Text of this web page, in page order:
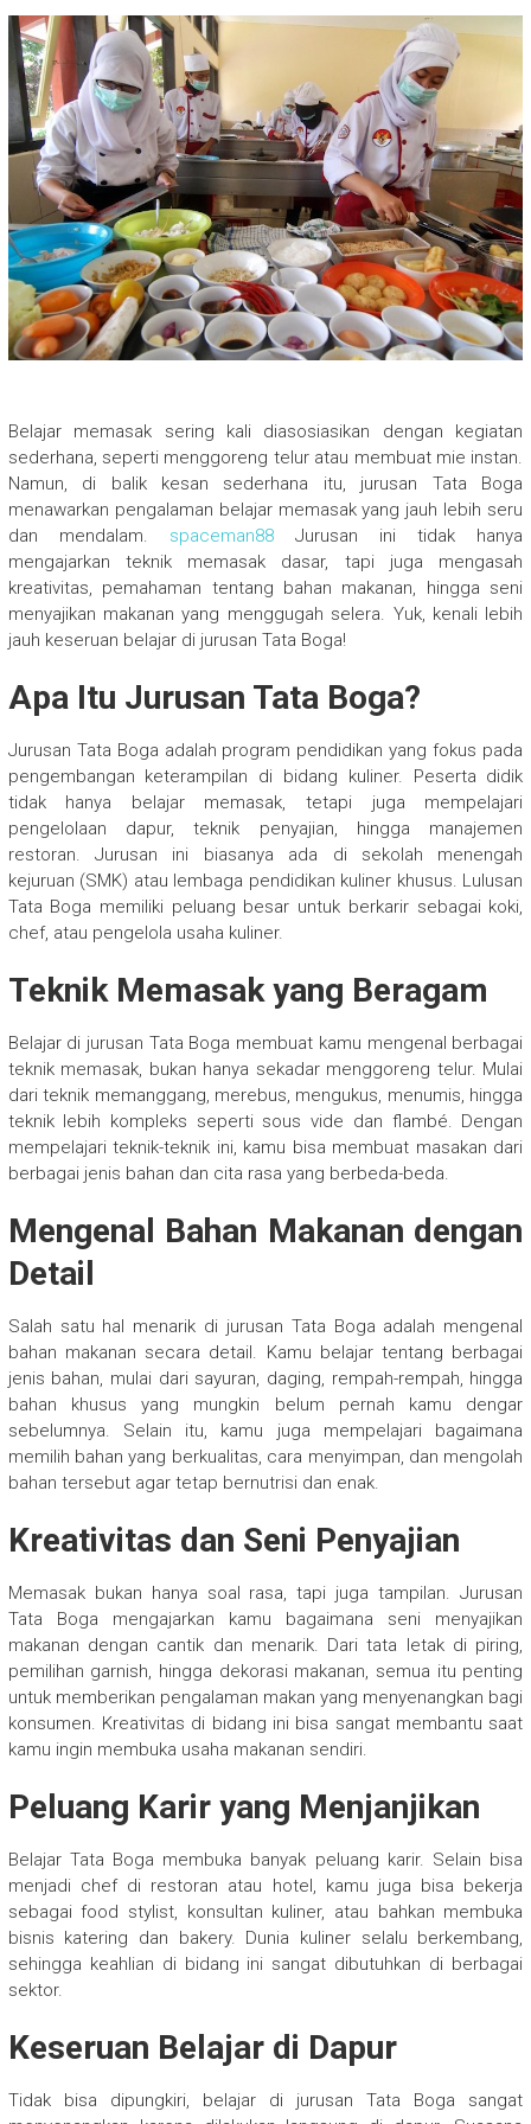
Belajar memasak sering kali diasosiasikan dengan kegiatan
sederhana, seperti menggoreng telur atau membuat mie instan.
Namun, di balik kesan sederhana itu, jurusan Tata Boga
menawarkan pengalaman belajar memasak yang jauh lebih seru
dan mendalam. spaceman88Jurusan ini tidak hanya
mengajarkan teknik memasak dasar, tapi juga mengasah
kreativitas, pemahaman tentang bahan makanan, hingga seni
menyajikan makanan yang menggugah selera. Yuk, kenali lebih
jauh keseruan belajar di jurusan Tata Boga!
Apa Itu Jurusan Tata Boga?
Jurusan Tata Boga adalah program pendidikan yang fokus pada
pengembangan keterampilan di bidang kuliner. Peserta didik
tidak hanya belajar memasak, tetapi juga mempelajari
pengelolaan dapur, teknik penyajian, hingga manajemen
restoran. Jurusan ini biasanya ada di sekolah menengah
kejuruan (SMK) atau lembaga pendidikan kuliner khusus. Lulusan
Tata Boga memiliki peluang besar untuk berkarir sebagai koki,
chef, atau pengelola usaha kuliner.
Teknik Memasak yang Beragam
Belajar di jurusan Tata Boga membuat kamu mengenal berbagai
teknik memasak, bukan hanya sekadar menggoreng telur. Mulai
dari teknik memanggang, merebus, mengukus, menumis, hingga
teknik lebih kompleks seperti sous vide dan flambé. Dengan
mempelajari teknik-teknik ini, kamu bisa membuat masakan dari
berbagai jenis bahan dan cita rasa yang berbeda-beda.
Mengenal Bahan Makanan dengan
Detail
Salah satu hal menarik di jurusan Tata Boga adalah mengenal
bahan makanan secara detail. Kamu belajar tentang berbagai
jenis bahan, mulai dari sayuran, daging, rempah-rempah, hingga
bahan khusus yang mungkin belum pernah kamu dengar
sebelumnya. Selain itu, kamu juga mempelajari bagaimana
memilih bahan yang berkualitas, cara menyimpan, dan mengolah
bahan tersebut agar tetap bernutrisi dan enak.
Kreativitas dan Seni Penyajian
Memasak bukan hanya soal rasa, tapi juga tampilan. Jurusan
Tata Boga mengajarkan kamu bagaimana seni menyajikan
makanan dengan cantik dan menarik. Dari tata letak di piring,
pemilihan garnish, hingga dekorasi makanan, semua itu penting
untuk memberikan pengalaman makan yang menyenangkan bagi
konsumen. Kreativitas di bidang ini bisa sangat membantu saat
kamu ingin membuka usaha makanan sendiri.
Peluang Karir yang Menjanjikan
Belajar Tata Boga membuka banyak peluang karir. Selain bisa
menjadi chef di restoran atau hotel, kamu juga bisa bekerja
sebagai food stylist, konsultan kuliner, atau bahkan membuka
bisnis katering dan bakery. Dunia kuliner selalu berkembang,
sehingga keahlian di bidang ini sangat dibutuhkan di berbagai
sektor.
Keseruan Belajar di Dapur
Tidak bisa dipungkiri, belajar di jurusan Tata Boga sangat